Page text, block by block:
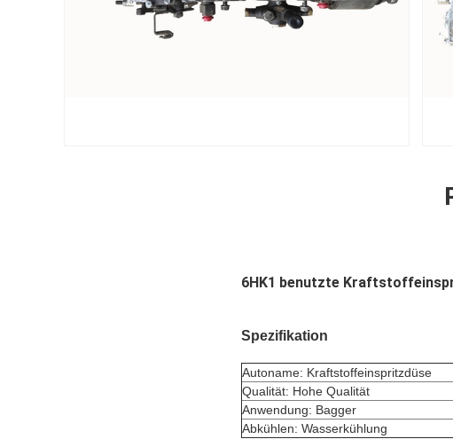
6HK1 benutzte
Spezifikation
Autoname: Kraftstoffeinspritzdüse
Qualität: Hohe Qualität
Anwendung: Bagger
Abkühlen: Wasserkühlung